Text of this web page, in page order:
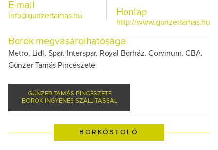
E-mail
info@gunzertamas.hu Honlap
http://www.gunzertamas.hu
Borok megvásárolhatósága
Metro, Lidl, Spar, Interspar, Royal Borház, Corvinum, CBA,
Günzer Tamás Pincészete
GÜNZER TAMÁS PINCÉSZETE
BOROK INGYENES SZÁLLÍTÁSSAL
BORKÓSTOLÓ